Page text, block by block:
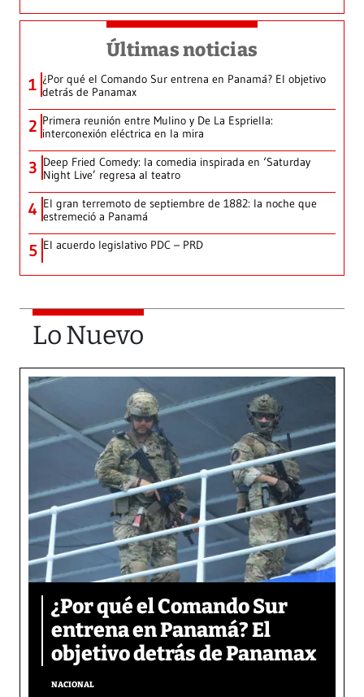
Últimas noticias
1 ¿Por qué el Comando Sur entrena en Panamá? El objetivo
detrás de Panamax
2 Primera reunión entre Mulino y De La Espriella:
interconexión eléctrica en la mira
3 Deep Fried Comedy: la comedia inspirada en ‘Saturday
Night Live’ regresa al teatro
4 El gran terremoto de septiembre de 1882: la noche que
estremeció a Panamá
5 El acuerdo legislativo PDC – PRD
Lo Nuevo
¿Por qué el Comando Sur
entrena en Panamá? El
objetivo detrás de Panamax
NACIONAL